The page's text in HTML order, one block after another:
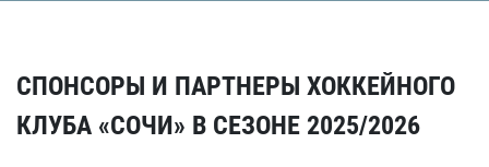
СПОНСОРЫ И ПАРТНЕРЫ ХОККЕЙНОГО
КЛУБА «СОЧИ» В СЕЗОНЕ 2025/2026